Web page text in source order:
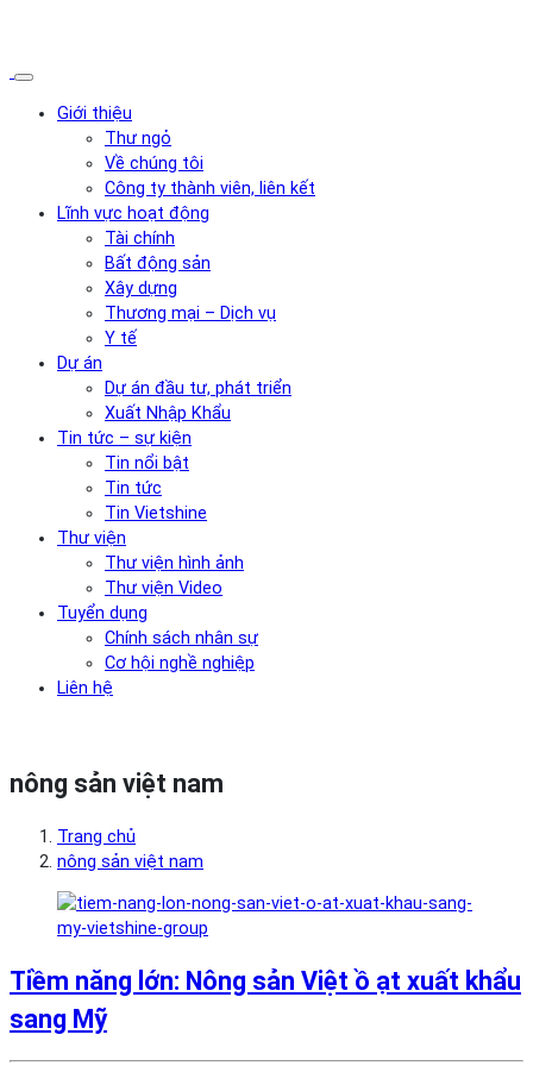
Giới thiệu
Thư ngỏ
Về chúng tôi
Công ty thành viên, liên kết
Lĩnh vực hoạt động
Tài chính
Bất động sản
Xây dựng
Thương mại – Dịch vụ
Y tế
Dự án
Dự án đầu tư, phát triển
Xuất Nhập Khẩu
Tin tức – sự kiện
Tin nổi bật
Tin tức
Tin Vietshine
Thư viện
Thư viện hình ảnh
Thư viện Video
Tuyển dụng
Chính sách nhân sự
Cơ hội nghề nghiệp
Liên hệ
nông sản việt nam
Trang chủ
nông sản việt nam
Tiềm năng lớn: Nông sản Việt ồ ạt xuất khẩu
sang Mỹ